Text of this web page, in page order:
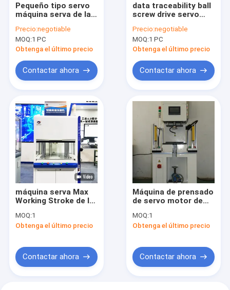
Pequeño tipo servo
máquina serva de la
precisión/de la
pantalla táctil de la
prensa
Precio:negotiable
MOQ:1 PC
Obtenga el último precio
Contactar ahora
data traceability ball
screw drive servo
micro-motor and
internal parts
assembly
Precio:negotiable
MOQ:1 PC
Obtenga el último precio
Contactar ahora
máquina serva Max
Working Stroke de la
1000m m para el uso
industrial
MOQ:1
Obtenga el último precio
Contactar ahora
Máquina de prensado
de servo motor de
de montaje de
prensas múltiples
MOQ:1
Obtenga el último precio
Contactar ahora